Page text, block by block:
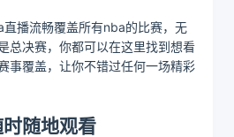
播流畅覆盖所有nba的比赛，无
总决赛，你都可以在这里找到想看
事覆盖，让你不错过任何一场精彩
随地观看